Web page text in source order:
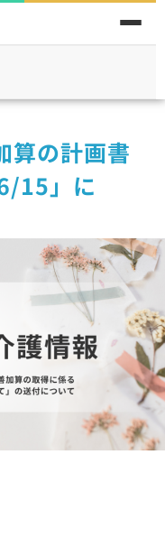
算の計画書
15」に